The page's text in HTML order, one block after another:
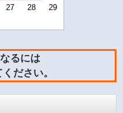
27 28
29
るには
ださい。